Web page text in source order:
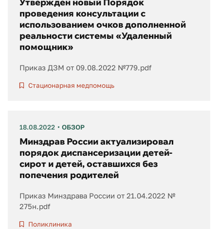
проведения консультации с
использованием очков дополненной
реальности системы «Удаленный
помощник»
Приказ ДЗМ от 09.08.2022 №779.pdf
Стационарная медпомощь
18.08.2022 ОБЗОР
Минздрав России актуализировал
порядок диспансеризации детей-
сирот и детей, оставшихся без
попечения родителей
Приказ Минздрава России от 21.04.2022 №
275н.pdf
Поликлиника